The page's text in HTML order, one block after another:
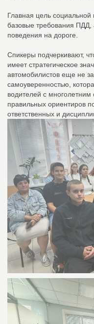
Главная цель
базовые требования ПДД,
поведения на дороге.
Спикеры подчеркивают,
имеет стратегическое
автомобилистов еще не
самоуверенностью,
водителей с
правильных ориентиров
ответственных и